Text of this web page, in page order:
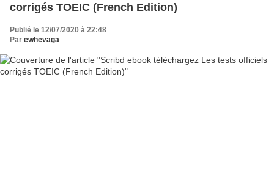
corrigés TOEIC (French Edition)
Publié le 12/07/2020 à 22:48
Par ewhevaga